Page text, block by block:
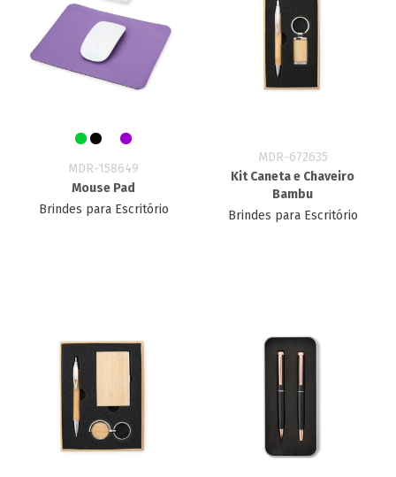
MDR-158649
Mouse Pad
Brindes para Escritório
MDR-672635
Kit Caneta e Chaveiro
Bambu
Brindes para Escritório